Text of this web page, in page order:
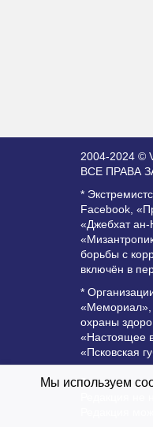
2004-2024 ©
ВСЕ ПРАВА
*
Facebook,
«Джебхат
борьбы с
включён в
*
«Мемориал»,
охраны
«Настоящее
«Псковская
Все права
Редакция не
Мы используем